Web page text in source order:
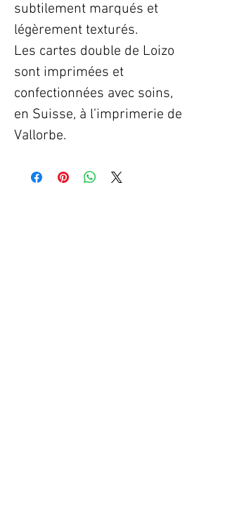
subtilement marqués et
légèrement texturés.
Les cartes double de Loizo
sont imprimées et
confectionnées avec soins,
en Suisse, à l’imprimerie de
Vallorbe.